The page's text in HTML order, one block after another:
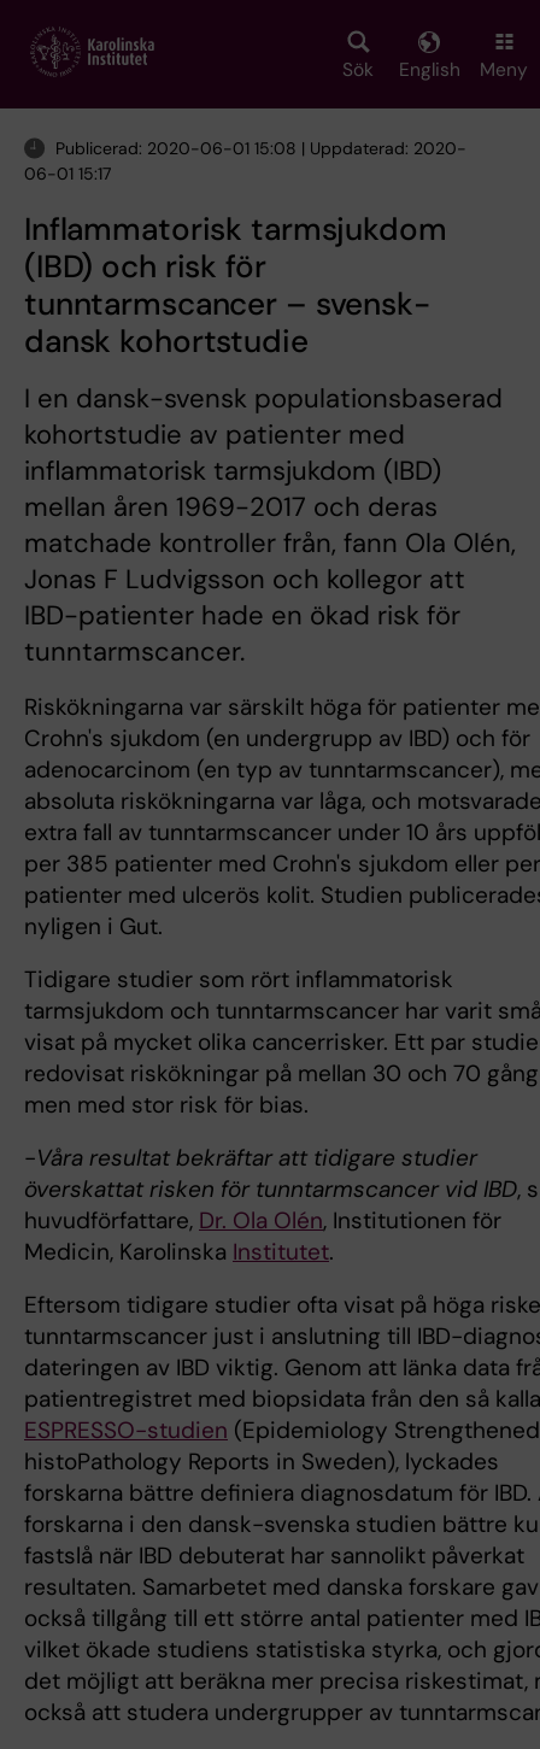
main
Sök English Meny
Publicerad: 2020-06-01 15:08 | Uppdaterad: 2020-
06-01 15:17
Inflammatorisk tarmsjukdom
(IBD) och risk för
tunntarmscancer – svensk-
dansk kohortstudie
I en dansk-svensk populationsbaserad
kohortstudie av patienter med
inflammatorisk tarmsjukdom (IBD)
mellan åren 1969-2017 och deras
matchade kontroller från, fann Ola Olén,
Jonas F Ludvigsson och kollegor att
IBD-patienter hade en ökad risk för
tunntarmscancer.
Riskökningarna var särskilt höga för patienter
Crohn's sjukdom (en undergrupp av IBD) och för
adenocarcinom (en typ av tunntarmscancer),
absoluta riskökningarna var låga, och
extra fall av tunntarmscancer under 10 års
per 385 patienter med Crohn's sjukdom eller
patienter med ulcerös kolit. Studien
nyligen i Gut.
Tidigare studier som rört inflammatorisk
tarmsjukdom och tunntarmscancer har varit
visat på mycket olika cancerrisker. Ett par
redovisat riskökningar på mellan 30 och 70
men med stor risk för bias.
-Våra resultat bekräftar att tidigare studier
överskattat risken för tunntarmscancer vid IBD,
huvudförfattare, Dr. Ola Olén, Institutionen för
Medicin, Karolinska Institutet.
Eftersom tidigare studier ofta visat på höga
tunntarmscancer just i anslutning till IBD-
dateringen av IBD viktig. Genom att länka data
patientregistret med biopsidata från den så
ESPRESSO-studien (Epidemiology
histoPathology Reports in Sweden), lyckades
forskarna bättre definiera diagnosdatum för IBD.
forskarna i den dansk-svenska studien bättre
fastslå när IBD debuterat har sannolikt påverkat
resultaten. Samarbetet med danska forskare gav
också tillgång till ett större antal patienter med
vilket ökade studiens statistiska styrka, och
det möjligt att beräkna mer precisa riskestimat,
också att studera undergrupper av